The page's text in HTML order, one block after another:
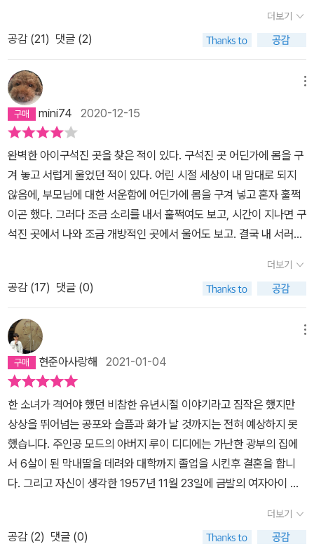
망은 때론 더 나은 삶을 위한 빛이 되지만 때로는 그 희망이 현실에 기
반하지 않을 때 독으로 작용할 수 있다.모드 쥘리앵의 <완벽한 아이>
은 더없이 사악한 존재이고, 세상은 더없이 위험한 곳이며, 이렇게 오
염된 세상의 기운이 닿지 않는 곳에서 자신의 후계자를 키워내 언젠
가 세상을 구원할 존재로 만들겠다는 어처구니 없는 생각을 가진 아
버지가 등장한다. 아버지는 자신이 하는 모든 일은 전부 딸의 성공적
인 인생을 위해서 라고 되풀이해 말한다. 중년 이후의 삶을 온전히 자
신의 딸이 예외적 존재가 될 운명을 제대로 수행할 수 있도록, 딸의 형
체를 빚고 조각하고 키워내는 일에 바치고 있는 것이라고 말한다. 아
버지는 자신이 살아온 삶과 개인적 체험에서 기반한 비뚫어진 세계관
을 딸에게 그대로 투영하고 있다. 오염된 세상에 노출시키지 않기 위
집 안에서만 칩거하면서 딸에게 오염된 세상에서 벌어질 수 있는 모
든 상황에 대응할 수 있는 초인이 되는, 불가능한 것을 강요하는 것이
다. 이 책은 이러한 아버지의 계획하에서 어린 딸이 겪어야 했던 일들
에 대한 기록이다. 삶이란 자신에게 가장 잘 어울리는 위치를 찾아가
는 여정이라고도 할 수 있다. 집이라는 물리적 공간은 이를 대표하는
상징적 공간이다. 우리가 꿈꾸는 삶에서 기반을 이루고 있는 것은 집
이다. ‘저 푸른 초원 위에, 그림 같은 집을 짓고'와 같은 노래 가사처럼
저마다 그리는 이상향에는 저마다의 취향과 가치관이 투영된 ‘집‘이
있다. 우리가 집에 가진 고집들은 단순한 취미나 기호에 머물지 않는
다. 개인의 가치관과 숨겨진 욕구가 드러난다. 또한, 그것은 미래지향
적이라기보다 과거에 뿌리내리고 있다. 과거의 지나온 삶이 귓가에
조용히 속삭이는 것이다. 무엇이 중요하고, 무엇이 중요하지 않은지…
아버지 자신이 지나온 과거를 반추하며 결정한 그 자신만의 유토피아
라 할 있다. 직접 보지 않아도 신산했을 그의 삶에 일정 부분 동정이
더보기
공감 (21) 댓글 (2)
mini74 2020-12-15
완벽한 아이구석진 곳을 찾은 적이 있다. 구석진 곳 어딘가에 몸을 구
겨 놓고 서럽게 울었던 적이 있다. 어린 시절 세상이 내 맘대로 되지
않음에, 부모님에 대한 서운함에 어딘가에 몸을 구겨 넣고 혼자 훌쩍
이곤 했다. 그러다 조금 소리를 내서 훌쩍여도 보고, 시간이 지나면 구
석진 곳에서 나와 조금 개방적인 곳에서 울어도 보고. 결국 내 서러움
었고, 엄하게 꾸중하는 아버지가 낯설 때도 있었지만, 근본적인 믿음
은 변한 적이 없었다. 언제나 나를 지켜줄 거야, 결국 그 모든 일이 나
를 보호해 줄 거라는 믿음.모드에겐 그런 건 없다. 세상 그 무엇보다
부모가 차갑다. 나를 죽일 수도, 나를 사지에 몰아 넣고, 나를 공포에
집어넣고 자근자근 씹을 수도 있는 사람들이 부모다. 그들은 그것을
사랑이라 말할지도 모른다. 완벽한 아이를 키우겠다는 아버지의 발상
자체부터가 미친 짓이다. 본인의 망상에 돈까지 있으니, 아이는 다치
고 째지고 죽음의 공포 속에 한없이 고문 받는다.정작 세상에서 지켜
주겠다던 부모는, 바로 눈앞의 성폭력에도 눈 감는다.어머니 또한 피
해자다. 어린 시절 아마도 얼마간의 돈거래 끝에 팔려오지 않았을까.
목적을 위한 수단으로 철저히 키워졌다. 아마 어머니 또한 외상후스
트레스 장애? 아버지가 미우면서도, 그 미움에 대한 죄책감까지 어깨
에 짊어지고, 거기다 사랑에 대한 갈구와 모드에 대한 질투. 그 엉킨
마음들을 어머니는 어떻게 끄집어내고 풀어내야 할지 모른다. 똑같이
더보기
공감 (17) 댓글 (0)
현준아사랑해 2021-01-04
한 소녀가 격어야 했던 비참한 유년시절 이야기라고 짐작은 했지만
상상을 뛰어넘는 공포와 슬픔과 화가 날 것까지는 전혀 예상하지 못
했습니다. 주인공 모드의 아버지 루이 디디에는 가난한 광부의 집에
서 6살이 된 막내딸을 데려와 대학까지 졸업을 시킨후 결혼을 합니
다. 그리고 자신이 생각한 1957년 11월 23일에 금발의 여자아이 모
고 자신의 아이를 초인으로 키우겠다며 칩거에 들어 갑니다.세상에
태어난지 이제 삼 년이 된 여자아이에게 가혹한 일들을 시키면서 그
더보기
공감 (2) 댓글 (0)